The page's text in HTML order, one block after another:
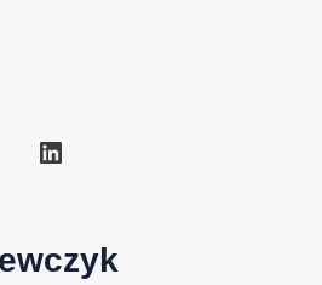
LinkedIn